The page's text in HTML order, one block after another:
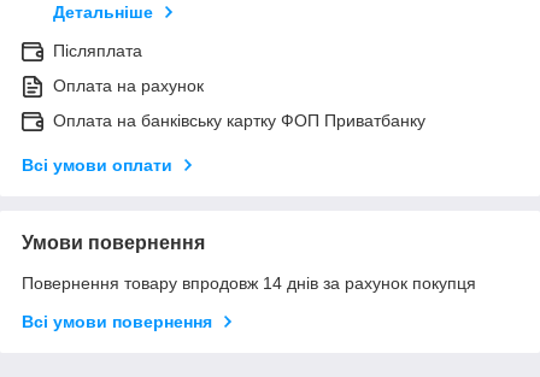
Детальніше
Післяплата
Оплата на рахунок
Оплата на банківську картку ФОП Приватбанку
Всі умови оплати
Умови повернення
Повернення товару впродовж 14 днів за рахунок покупця
Всі умови повернення